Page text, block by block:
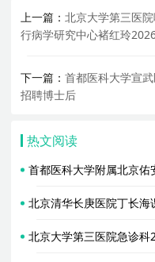
上一篇：北京大学第三医
行病学研究中心褚红玲
下一篇：首都医科大学宣
招聘博士后
热文阅读
首都医科大学附属北京
北京清华长庚医院丁长
北京大学第三医院急诊